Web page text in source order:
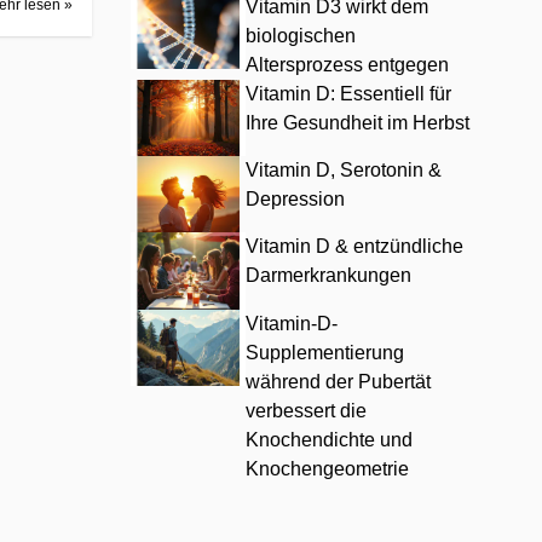
lesen »
Vitamin D3 wirkt dem
biologischen
Altersprozess entgegen
Vitamin D: Essentiell für
Ihre Gesundheit im Herbst
Vitamin D, Serotonin &
Depression
Vitamin D & entzündliche
Darmerkrankungen
Vitamin-D-
Supplementierung
während der Pubertät
verbessert die
Knochendichte und
Knochengeometrie